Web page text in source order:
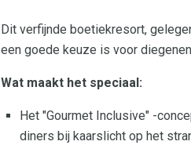
Dit verfijnde boetiekresort,
een goede keuze is voor
Wat maakt het speciaal:
Het "Gourmet Inclusive" -
diners bij kaarslicht op het